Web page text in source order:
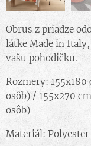
Obrus ​​z priadze
látke Made in
vašu pohodičku.
Rozmery: 155x180
osôb) / 155x270
osôb)
Materiál: